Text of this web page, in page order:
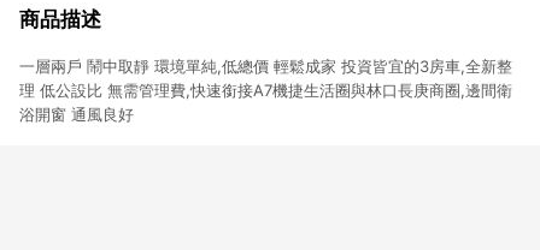
商品描述
一層兩戶 鬧中取靜 環境單純,低總價 輕鬆成家 投資皆宜的3房車,全新整
理 低公設比 無需管理費,快速銜接A7機捷生活圈與林口長庚商圈,邊間衛
浴開窗 通風良好